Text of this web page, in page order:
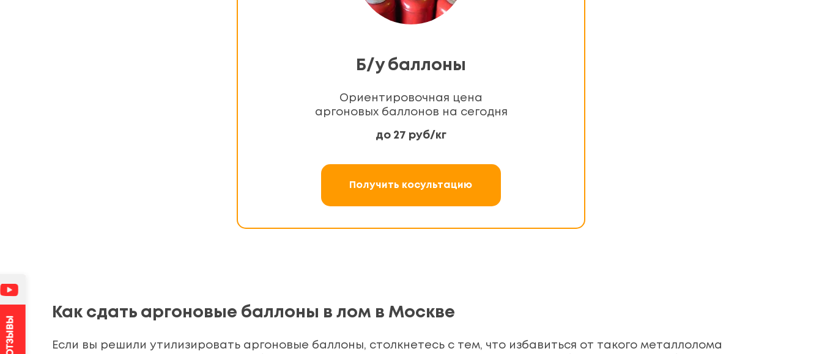
Б/у баллоны
Ориентировочная цена
аргоновых баллонов на сегодня
до 27 руб/кг
Получить косультацию
Как сдать аргоновые баллоны в лом в Москве
Если вы решили утилизировать аргоновые баллоны, столкнетесь с тем, что избавиться от такого металлолома